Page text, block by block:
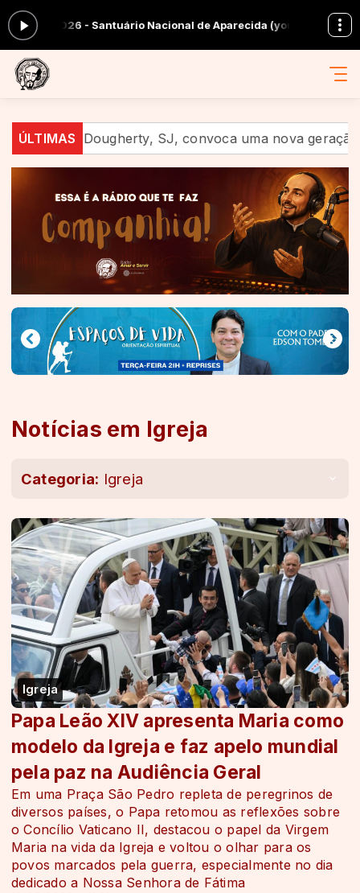
de Aparecida (youtube)Em Companhia com Equipe Amar e
ÚLTIMAS
SJ, convoca uma nova geração a anunciar Jesus
Notícias em Igreja
Categoria: Igreja
Igreja
Papa Leão XIV apresenta Maria como
modelo da Igreja e faz apelo mundial
pela paz na Audiência Geral
Em uma Praça São Pedro repleta de peregrinos de
diversos países, o Papa retomou as reflexões sobre
o Concílio Vaticano II, destacou o papel da Virgem
Maria na vida da Igreja e voltou o olhar para os
povos marcados pela guerra, especialmente no dia
dedicado a Nossa Senhora de Fátima